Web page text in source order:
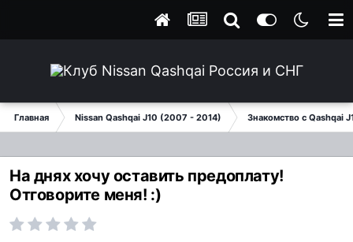
Главная Nissan Qashqai J10 (2007 - 2014) Знакомство с Qashqai
На днях хочу оставить предоплату!
Отговорите меня! :)